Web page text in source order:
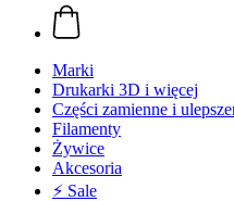
Marki
Drukarki 3D i więcej
Części zamienne i
Filamenty
Żywice
Akcesoria
⚡ Sale